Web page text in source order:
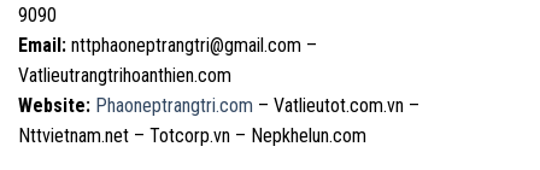
9090
Email: nttphaoneptrangtri@gmail.com –
Vatlieutrangtrihoanthien.com
Website: Phaoneptrangtri.com – Vatlieutot.com.vn –
Nttvietnam.net – Totcorp.vn – Nepkhelun.com